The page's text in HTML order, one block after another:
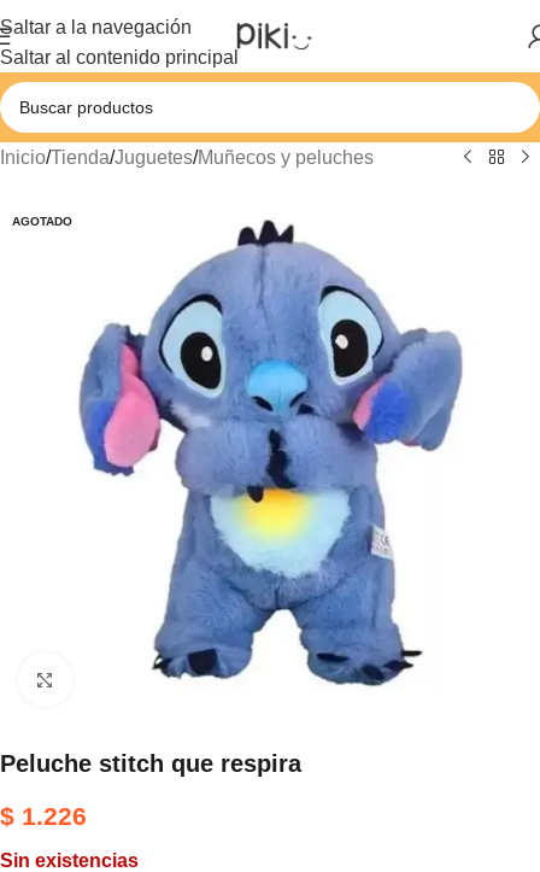
Saltar a la navegación
Saltar al contenido principal
Inicio/Tienda/Juguetes/Muñecos y peluches
AGOTADO
Haga clic para ampliar
Peluche stitch que respira
$ 1.226
Sin existencias